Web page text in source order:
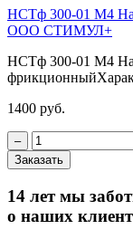
НСТф 300-01 М4
ООО СТИМУЛ+
НСТф 300-01 М4
1400 руб.
‒
Заказать
14 лет мы
о наших